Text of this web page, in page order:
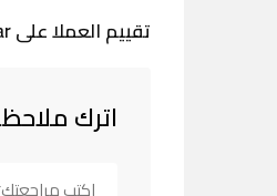
تقييم العملا على Sixt Rent a Car
اترك